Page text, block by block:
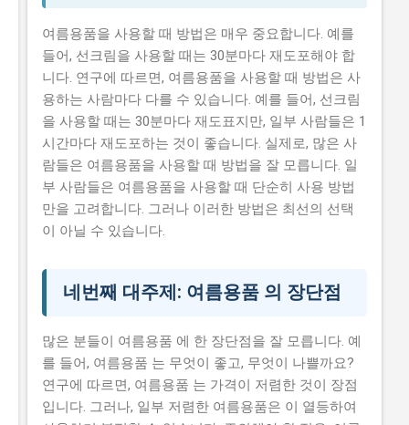
여름용품을 사용할 때 방법은 매우 중요합니다. 예를
들어, 선크림을 사용할 때는 30분마다 재도포해야 합
니다. 연구에 따르면, 여름용품을 사용할 때 방법은 사
용하는 사람마다 다를 수 있습니다. 예를 들어, 선크림
을 사용할 때는 30분마다 재도표지만, 일부 사람들은 1
시간마다 재도포하는 것이 좋습니다. 실제로, 많은 사
람들은 여름용품을 사용할 때 방법을 잘 모릅니다. 일
부 사람들은 여름용품을 사용할 때 단순히 사용 방법
만을 고려합니다. 그러나 이러한 방법은 최선의 선택
이 아닐 수 있습니다.
네번째 대주제: 여름용품 의 장단점
많은 분들이 여름용품 에 한 장단점을 잘 모릅니다. 예
를 들어, 여름용품 는 무엇이 좋고, 무엇이 나쁠까요?
연구에 따르면, 여름용품 는 가격이 저렴한 것이 장점
입니다. 그러나, 일부 저렴한 여름용품은 이 열등하여